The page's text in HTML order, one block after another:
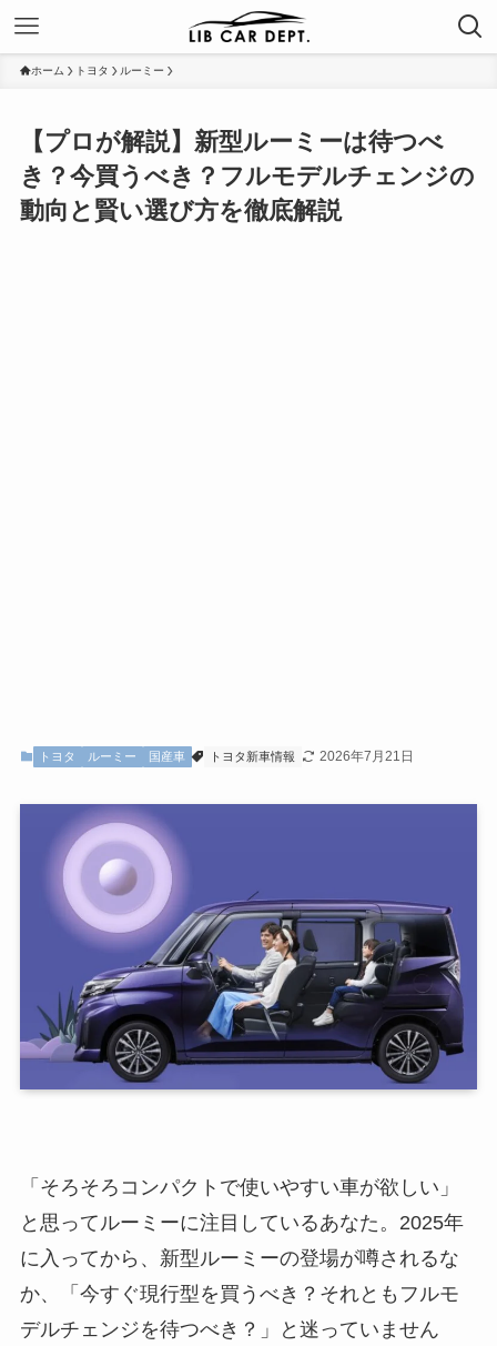
ホーム トヨタ ルーミー
【プロが解説】新型ルーミーは待つべ
き？今買うべき？フルモデルチェンジの
動向と賢い選び方を徹底解説
トヨタ ルーミー 国産車 トヨタ新車情報 2026年7月21日
「そろそろコンパクトで使いやすい車が欲しい」
と思ってルーミーに注目しているあなた。2025年
に入ってから、新型ルーミーの登場が噂されるな
か、「今すぐ現行型を買うべき？それともフルモ
デルチェンジを待つべき？」と迷っていません